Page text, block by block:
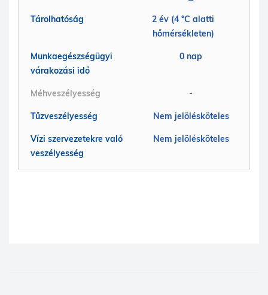
Tárolhatóság
2 év (4 °C alatti
hőmérsékleten)
Munkaegészségügyi
várakozási idő
0 nap
Méhveszélyesség -
Tűzveszélyesség Nem jelölésköteles
Vízi szervezetekre való
veszélyesség
Nem jelölésköteles